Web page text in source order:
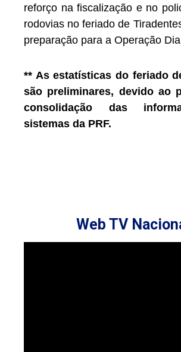
reforço na fiscalização e no
rodovias no feriado de
preparação para a Operação
** As estatísticas do feriado
são preliminares, devido ao
consolidação das
sistemas da PRF.
Web TV